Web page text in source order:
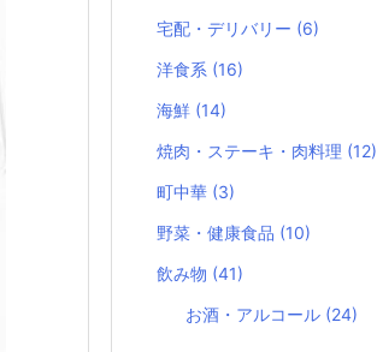
宅配・デリバリー (6)
洋食系 (16)
海鮮 (14)
焼肉・ステーキ・肉料理 (12)
町中華 (3)
野菜・健康食品 (10)
飲み物 (41)
お酒・アルコール (24)